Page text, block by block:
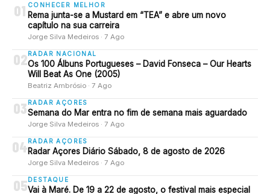
01 CONHECER MELHOR
Rema junta-se a Mustard em “TEA” e abre um novo
capítulo na sua carreira
Jorge Silva Medeiros · 7 Ago
02 RADAR NACIONAL
Os 100 Álbuns Portugueses – David Fonseca – Our Hearts
Will Beat As One (2005)
Beatriz Ambrósio · 7 Ago
03 RADAR AÇORES
Semana do Mar entra no fim de semana mais aguardado
Jorge Silva Medeiros · 7 Ago
04RADAR AÇORES
Radar Açores Diário Sábado, 8 de agosto de 2026
Jorge Silva Medeiros · 7 Ago
05 DESTAQUE
Vai à Maré. De 19 a 22 de agosto, o festival mais especial